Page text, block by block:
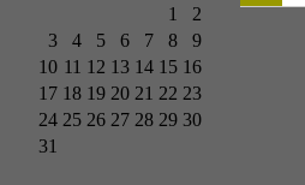
1
2
3
4 5 6 7 8
9
10 11 12 13 14 15 16
17 18 19 20 21 22 23
24 25 26 27 28 29 30
31